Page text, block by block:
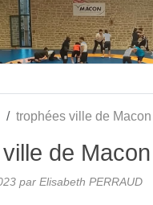
trophées ville de Macon
de Macon
par Elisabeth PERRAUD
des cookies